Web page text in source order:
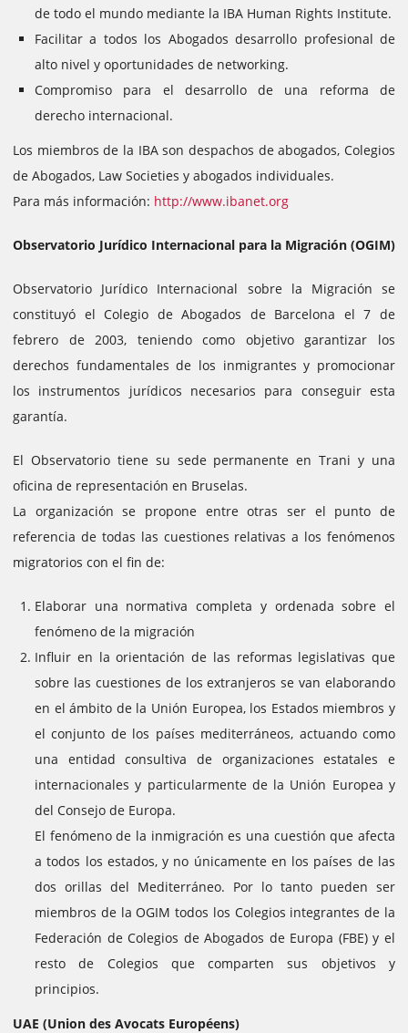
de todo el mundo mediante la IBA Human Rights Institute.
Facilitar a todos los Abogados desarrollo profesional de
alto nivel y oportunidades de networking.
Compromiso para el desarrollo de una reforma de
derecho internacional.
Los miembros de la IBA son despachos de abogados, Colegios
de Abogados, Law Societies y abogados individuales.
Para más información: http://www.ibanet.org
Observatorio Jurídico Internacional para la Migración (OGIM)
Observatorio Jurídico Internacional sobre la Migración se
constituyó el Colegio de Abogados de Barcelona el 7 de
febrero de 2003, teniendo como objetivo garantizar los
derechos fundamentales de los inmigrantes y promocionar
los instrumentos jurídicos necesarios para conseguir esta
garantía.
El Observatorio tiene su sede permanente en Trani y una
oficina de representación en Bruselas.
La organización se propone entre otras ser el punto de
referencia de todas las cuestiones relativas a los fenómenos
migratorios con el fin de:
Elaborar una normativa completa y ordenada sobre el
fenómeno de la migración
Influir en la orientación de las reformas legislativas que
sobre las cuestiones de los extranjeros se van elaborando
en el ámbito de la Unión Europea, los Estados miembros y
el conjunto de los países mediterráneos, actuando como
una entidad consultiva de organizaciones estatales e
internacionales y particularmente de la Unión Europea y
del Consejo de Europa.
El fenómeno de la inmigración es una cuestión que afecta
a todos los estados, y no únicamente en los países de las
dos orillas del Mediterráneo. Por lo tanto pueden ser
miembros de la OGIM todos los Colegios integrantes de la
Federación de Colegios de Abogados de Europa (FBE) y el
resto de Colegios que comparten sus objetivos y
principios.
UAE (Union des Avocats Européens)